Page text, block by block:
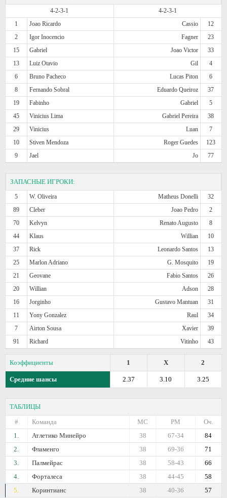
4-2-3-1
4-2-3-1
1
Joao Ricardo Cassio
12
2
Igor Inocencio Fagner
23
15
Gabriel Joao Victor
33
13
Luiz Otavio Gil
4
6
Bruno Pacheco Lucas Piton
6
8
Fernando Sobral Eduardo Queiroz
37
19
Fabinho Gabriel
5
45
Vinicius Lima Gabriel Pereira
38
29
Vinicius Luan
7
10
Stiven Mendoza Roger Guedes
123
9
Jael Jo 77
ЗАПАСНЫЕ ИГРОКИ:
5 W. Oliveira Matheus Donelli
32
89
Cleber Joao Pedro
2
70
Kelvyn Renato Augusto
8
44
Klaus Willian
10
37
Rick Leonardo Santos
13
25
Marlon Adriano G. Mosquito
19
21
Geovane Fabio Santos
26
20
Willian Adson
28
16
Jorginho Gustavo Mantuan
31
11
Yony Gonzalez Raul
34
7
Airton Sousa Xavier
39
91
Richard Vitinho 43
Коэффициенты 2
X
1
Средние шансы 3.25
3.10
2.37
ТАБЛИЦЫ
#
Команда Оч.
РМ
МС
1.
Атлетико Минейро 84
67-34
38
2.
Фламенго 71
69-36
38
3.
Палмейрас 66
58-43
38
4.
Форталеса 58
44-45
38
5.
Коринтианс 57
40-36
38